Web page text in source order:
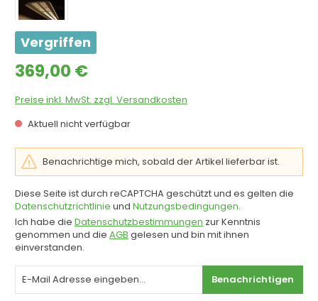
Vergriffen
Regulärer Preis:
369,00 €
Preise inkl. MwSt. zzgl. Versandkosten
Aktuell nicht verfügbar
Benachrichtige mich, sobald der Artikel lieferbar ist.
Diese Seite ist durch reCAPTCHA geschützt und es gelten die
Datenschutzrichtlinie und Nutzungsbedingungen.
Ich habe die Datenschutzbestimmungen zur Kenntnis
genommen und die AGB gelesen und bin mit ihnen
einverstanden.
Benachrichtigen